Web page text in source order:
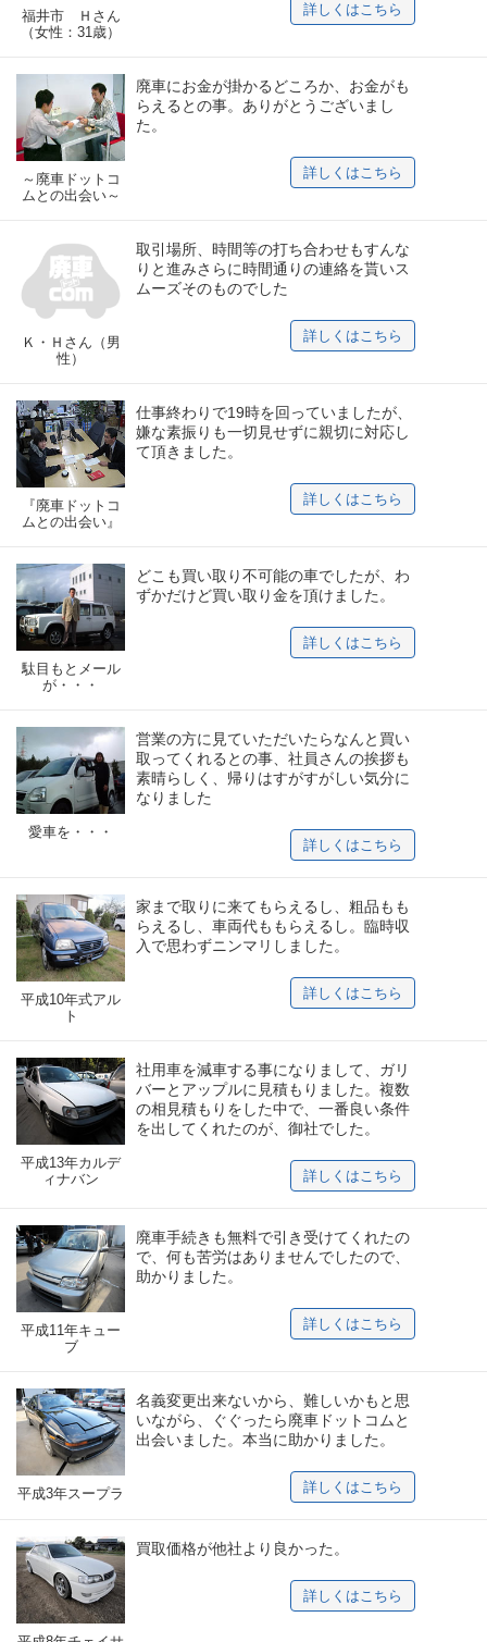
福井市 Ｈさん
（女性：31歳）
詳しくはこちら
～廃車ドットコ
ムとの出会い～
廃車にお金が掛かるどころか、お金がも
らえるとの事。ありがとうございまし
た。
詳しくはこちら
Ｋ・Ｈさん（男
性）
取引場所、時間等の打ち合わせもすんな
りと進みさらに時間通りの連絡を貰いス
ムーズそのものでした
詳しくはこちら
『廃車ドットコ
ムとの出会い』
仕事終わりで19時を回っていましたが、
嫌な素振りも一切見せずに親切に対応し
て頂きました。
詳しくはこちら
駄目もとメール
が・・・
どこも買い取り不可能の車でしたが、わ
ずかだけど買い取り金を頂けました。
詳しくはこちら
愛車を・・・
営業の方に見ていただいたらなんと買い
取ってくれるとの事、社員さんの挨拶も
素晴らしく、帰りはすがすがしい気分に
なりました
詳しくはこちら
平成10年式アル
ト
家まで取りに来てもらえるし、粗品もも
らえるし、車両代ももらえるし。臨時収
入で思わずニンマリしました。
詳しくはこちら
平成13年カルデ
ィナバン
社用車を減車する事になりまして、ガリ
バーとアップルに見積もりました。複数
の相見積もりをした中で、一番良い条件
を出してくれたのが、御社でした。
詳しくはこちら
平成11年キュー
ブ
廃車手続きも無料で引き受けてくれたの
で、何も苦労はありませんでしたので、
助かりました。
詳しくはこちら
平成3年スープラ
名義変更出来ないから、難しいかもと思
いながら、ぐぐったら廃車ドットコムと
出会いました。本当に助かりました。
詳しくはこちら
買取価格が他社より良かった。
詳しくはこちら